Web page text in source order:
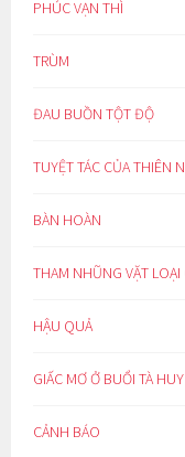
PHÚC VẠN THÌ
TRÙM
ĐAU BUỒN TỘT ĐỘ
TUYỆT TÁC CỦA THIÊN
BÀN HOÀN
THAM NHŨNG VẶT LOẠI
HẬU QUẢ
GIẤC MƠ Ở BUỔI TÀ HUY
CẢNH BÁO